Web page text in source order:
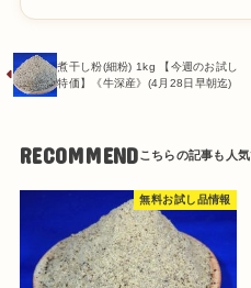
煮干し粉(細粉) 1kg 【今週のお試し
特価】《牛深産》(4月28日早朝迄)
RECOMMEND
無料お試し品情報